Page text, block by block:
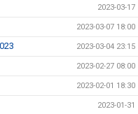
2023-03-17
2023-03-07 18:00
2023-03-04 23:15
2023-02-27 08:00
2023-02-01 18:30
2023-01-31